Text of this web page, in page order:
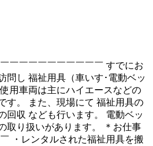
￣￣￣￣￣￣￣￣￣￣ すでにお
問し 福祉用具（車いす･電動ベッ
用車両は主にハイエースなどの
す。 また、現場にて 福祉用具の
回収 なども行います。 電動ベッ
取り扱いがあります。 ＊お仕事
・レンタルされた福祉用具を搬